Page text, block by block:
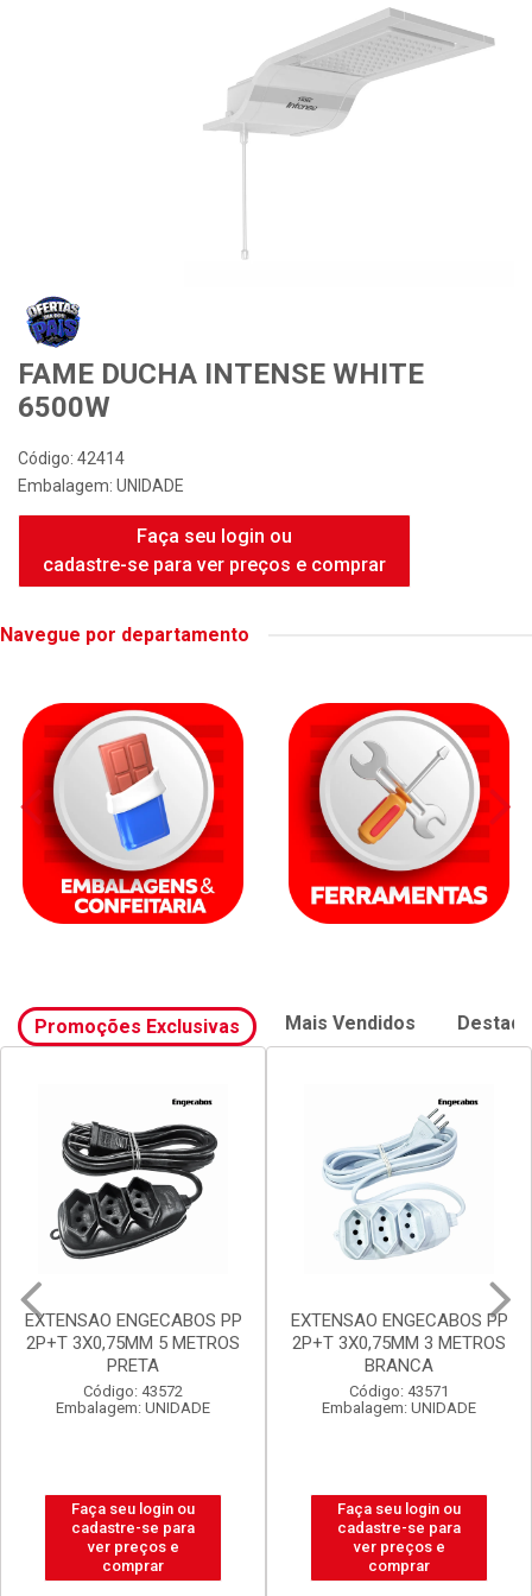
FAME DUCHA INTENSE WHITE
6500W
Código: 42414
Embalagem: UNIDADE
Faça seu login ou
cadastre-se para ver preços e comprar
Navegue por departamento
Promoções Exclusivas Mais Vendidos
EXTENSAO ENGECABOS PP
2P+T 3X0,75MM 3 METROS
BRANCA
Código: 43571
Embalagem: UNIDADE
Faça seu login ou
cadastre-se para
ver preços e
comprar
FILTRO DE LINHA
ENGECABOS 4 TOMADAS
0,80 METRO BRANCA
Código: 43560
Embalagem: UNIDADE
Faça seu login ou
cadastre-se para
ver preços e
comprar